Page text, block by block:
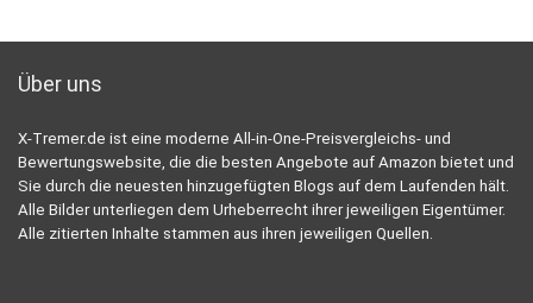
Über uns
X-Tremer.de ist eine moderne All-in-One-Preisvergleichs- und
Bewertungswebsite, die die besten Angebote auf Amazon bietet und
Sie durch die neuesten hinzugefügten Blogs auf dem Laufenden hält.
Alle Bilder unterliegen dem Urheberrecht ihrer jeweiligen Eigentümer.
Alle zitierten Inhalte stammen aus ihren jeweiligen Quellen.